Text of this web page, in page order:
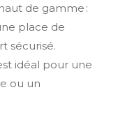
de gamme :
place de
sécurisé.
idéal pour une
ou un